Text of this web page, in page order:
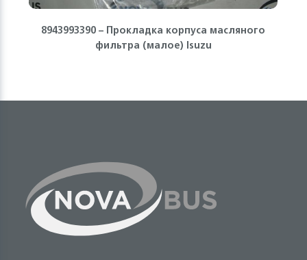
8943993390 – Прокладка корпуса масляного
фильтра (малое) Isuzu